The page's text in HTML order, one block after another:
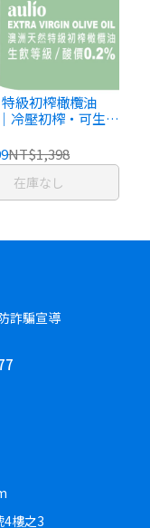
級初榨橄欖油
冷壓初榨・可生飲
薦
NT$1,398
在庫なし
詐騙宣導
4樓之3